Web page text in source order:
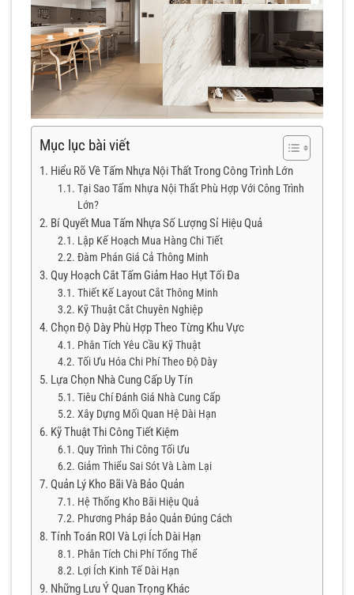
Mục lục bài viết
Hiểu Rõ Về Tấm Nhựa Nội Thất Trong Công Trình Lớn
Tại Sao Tấm Nhựa Nội Thất Phù Hợp Với Công Trình
Lớn?
Bí Quyết Mua Tấm Nhựa Số Lượng Sỉ Hiệu Quả
Lập Kế Hoạch Mua Hàng Chi Tiết
Đàm Phán Giá Cả Thông Minh
Quy Hoạch Cắt Tấm Giảm Hao Hụt Tối Đa
Thiết Kế Layout Cắt Thông Minh
Kỹ Thuật Cắt Chuyên Nghiệp
Chọn Độ Dày Phù Hợp Theo Từng Khu Vực
Phân Tích Yêu Cầu Kỹ Thuật
Tối Ưu Hóa Chi Phí Theo Độ Dày
Lựa Chọn Nhà Cung Cấp Uy Tín
Tiêu Chí Đánh Giá Nhà Cung Cấp
Xây Dựng Mối Quan Hệ Dài Hạn
Kỹ Thuật Thi Công Tiết Kiệm
Quy Trình Thi Công Tối Ưu
Giảm Thiểu Sai Sót Và Làm Lại
Quản Lý Kho Bãi Và Bảo Quản
Hệ Thống Kho Bãi Hiệu Quả
Phương Pháp Bảo Quản Đúng Cách
Tính Toán ROI Và Lợi Ích Dài Hạn
Phân Tích Chi Phí Tổng Thể
Lợi Ích Kinh Tế Dài Hạn
Những Lưu Ý Quan Trọng Khác